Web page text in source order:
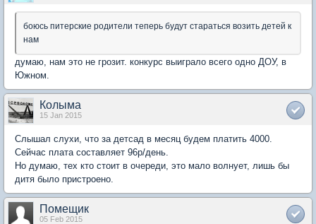
боюсь питерские родители теперь будут стараться возить детей к
нам
думаю, нам это не грозит. конкурс выиграло всего одно ДОУ, в
Южном.
Колыма
15 Jan 2015
Слышал слухи, что за детсад в месяц будем платить 4000.
Сейчас плата составляет 96р/день.
Но думаю, тех кто стоит в очереди, это мало волнует, лишь бы
дитя было пристроено.
Помещик
05 Feb 2015